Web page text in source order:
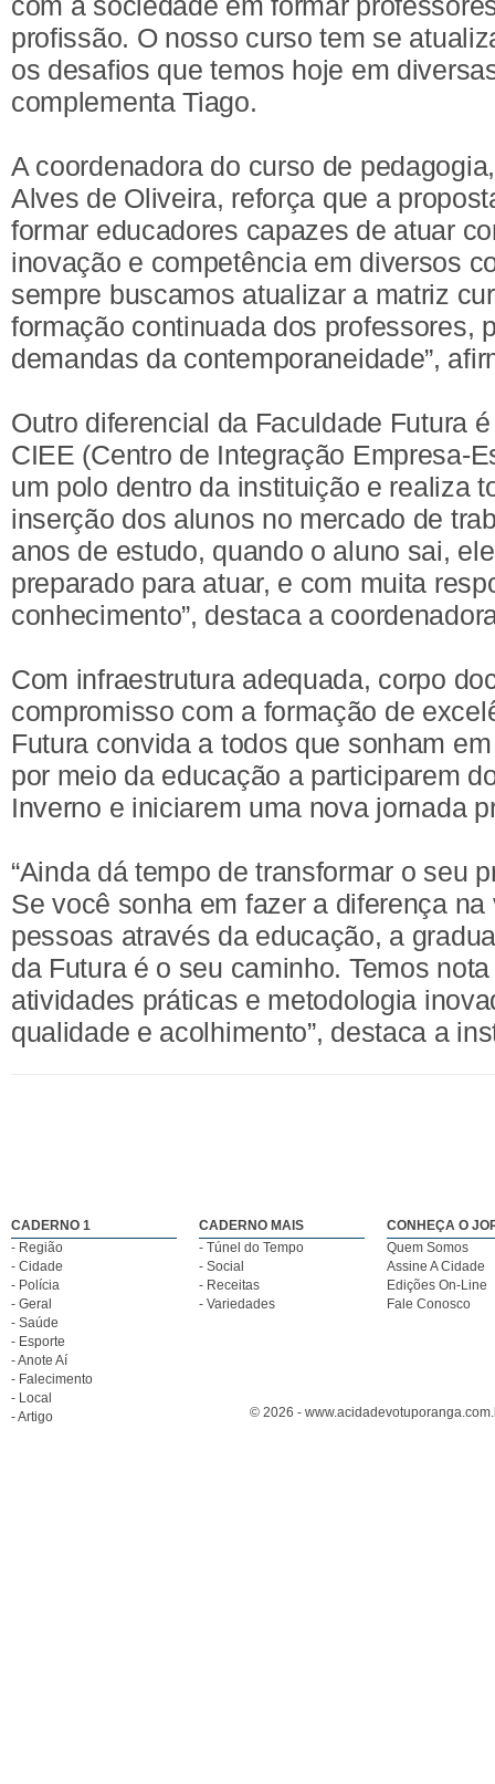
profissão. O nosso curso tem se
os desafios que temos hoje em
complementa Tiago.
A coordenadora do curso de
Alves de Oliveira, reforça que a
formar educadores capazes de atuar
inovação e competência em diversos
sempre buscamos atualizar a matriz
formação continuada dos professores,
demandas da contemporaneidade”,
Outro diferencial da Faculdade Futura
CIEE (Centro de Integração Empresa-
um polo dentro da instituição e realiza
inserção dos alunos no mercado de
anos de estudo, quando o aluno sai,
preparado para atuar, e com muita
conhecimento”, destaca a
Com infraestrutura adequada, corpo
compromisso com a formação de
Futura convida a todos que sonham
por meio da educação a participarem
Inverno e iniciarem uma nova jornada
“Ainda dá tempo de transformar o seu
Se você sonha em fazer a diferença na
pessoas através da educação, a
da Futura é o seu caminho. Temos
atividades práticas e metodologia
qualidade e acolhimento”, destaca a
CADERNO 1
- Região
- Cidade
- Polícia
- Geral
- Saúde
- Esporte
- Anote Aí
- Falecimento
- Local
- Artigo
CADERNO MAIS
- Túnel do Tempo
- Social
- Receitas
- Variedades
CONHEÇA O
Quem Somos
Assine A Cidade
Edições On-Line
Fale Conosco
© 2026 -